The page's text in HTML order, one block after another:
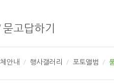
묻고답하기
안내 행사갤러리 포토앨범